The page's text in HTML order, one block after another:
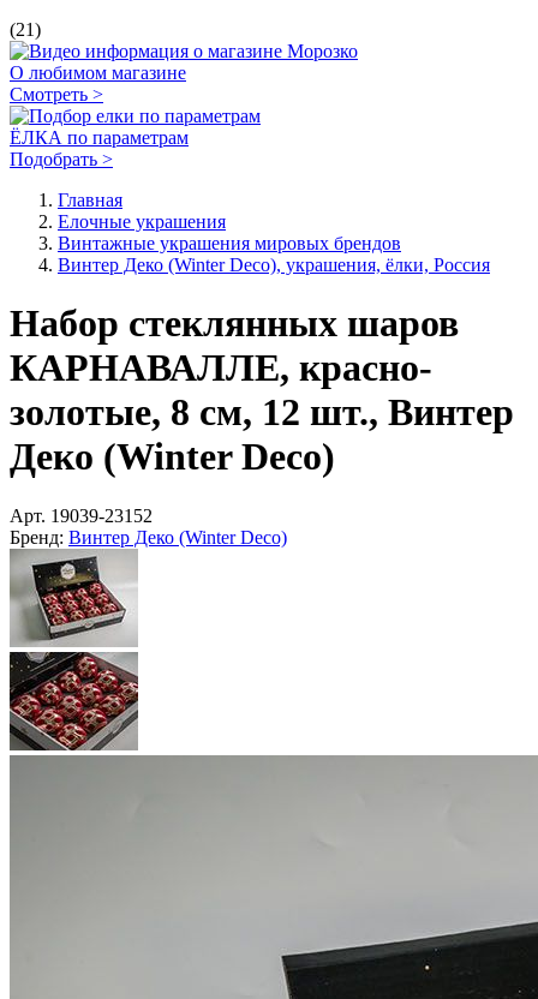
(21)
О любимом магазине
Смотреть >
ЁЛКА по параметрам
Подобрать >
Главная
Елочные украшения
Винтажные украшения мировых брендов
Винтер Деко (Winter Deco), украшения, ёлки, Россия
Набор стеклянных шаров
КАРНАВАЛЛЕ, красно-
золотые, 8 см, 12 шт., Винтер
Деко (Winter Deco)
Арт. 19039-23152
Бренд: Винтер Деко (Winter Deco)